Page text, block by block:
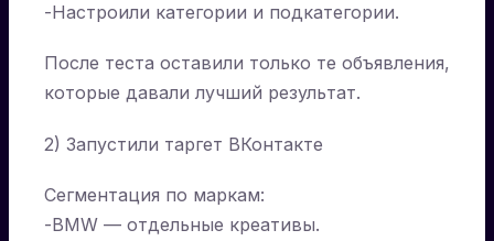
-Настроили категории и подкатегории.
После теста оставили только те объявления,
которые давали лучший результат.
2) Запустили таргет ВКонтакте
Сегментация по маркам:
-BMW — отдельные креативы.